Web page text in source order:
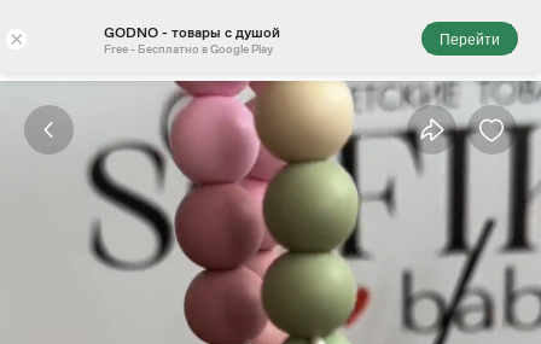
× GODNO - товары с душой
Free - Бесплатно в Google Play
Перейти